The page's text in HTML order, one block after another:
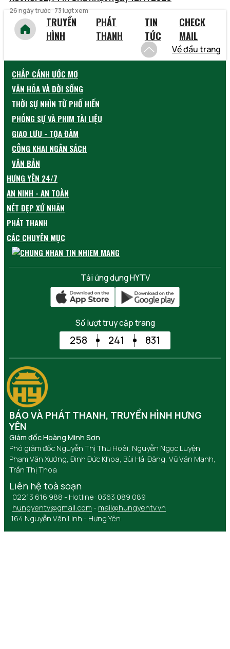
26 ngày trước 73 lượt xem
TRUYỀN
HÌNH
PHÁT
THANH
TIN
TỨC
CHECK
MAIL
Về đầu trang
CHẮP CÁNH ƯỚC MƠ
VĂN HÓA VÀ ĐỜI SỐNG
THỜI SỰ NHÌN TỪ PHỐ HIẾN
PHÓNG SỰ VÀ PHIM TÀI LIỆU
GIAO LƯU - TỌA ĐÀM
CÔNG KHAI NGÂN SÁCH
VĂN BẢN
HƯNG YÊN 24/7
AN NINH - AN TOÀN
NÉT ĐẸP XỨ NHÃN
PHÁT THANH
CÁC CHUYÊN MỤC
Tải ứng dụng HYTV
Số lượt truy cập trang
258 241 831
BÁO VÀ PHÁT THANH, TRUYỀN HÌNH HƯNG
YÊN
Giám đốc Hoàng Minh Sơn
Phó giám đốc Nguyễn Thị Thu Hoài, Nguyễn Ngọc Luyện,
Phạm Văn Xướng, Đinh Đức Khoa, Bùi Hải Đăng, Vũ Văn Mạnh,
Trần Thị Thoa
Liên hệ toà soạn
02213 616 988 - Hotline: 0363 089 089
hungyentv@gmail.com - mail@hungyentv.vn
164 Nguyễn Văn Linh - Hưng Yên